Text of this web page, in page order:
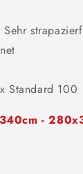
Standard 100
-